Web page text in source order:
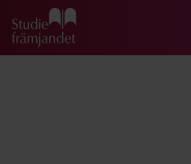
Gå till studiefrämjandets startsida